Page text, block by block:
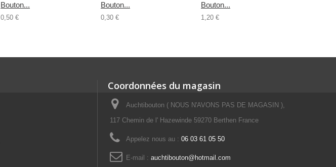
Bouton...
0,50 €
Bouton...
0,30 €
Bouton...
1,20 €
Coordonnées du magasin
Auchtibouton ( NOUS N'AVONS PAS DE MAGASIN ),
117 Chemin de l' Hazewinde 59270 Berthen France
Appelez nous au : 06 03 61 05 50
E-mail : auchtibouton@hotmail.com